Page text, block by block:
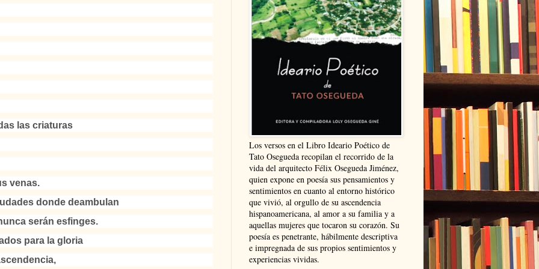
las criaturas
venas.
donde deambulan
serán esfinges.
para la gloria
Los versos en el Libro Ideario Poético de
Tato Osegueda recopilan el recorrido de la
vida del arquitecto Félix Osegueda Jiménez,
quien expone en poesía sus pensamientos y
sentimientos en cuanto al entorno histórico
que vivió, al orgullo de su ascendencia
hispanoamericana, al amor a su familia y a
aquellas mujeres que tocaron su corazón. Su
poesía es penetrante, hábilmente descriptiva
e impregnada de sus propios sentimientos y
experiencias vividas.